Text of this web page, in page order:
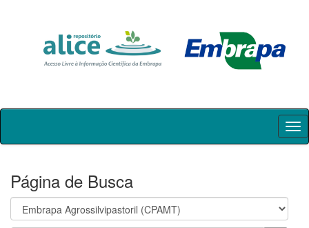
Skip
Página de Busca